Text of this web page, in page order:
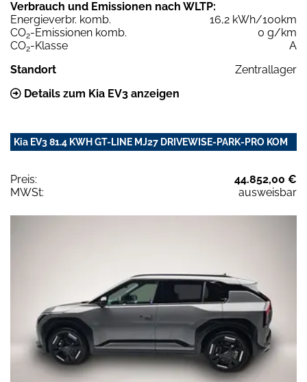
Verbrauch und Emissionen nach WLTP:
Energieverbr. komb.
16,2 kWh/100km
CO2-Emissionen komb.
0 g/km
CO2-Klasse
A
Standort
Zentrallager
Details zum Kia EV3 anzeigen
Kia EV3 81.4 KWH GT-LINE MJ27 DRIVEWISE-PARK-PRO KOM
Preis:
44.852,00 €
MWSt:
ausweisbar